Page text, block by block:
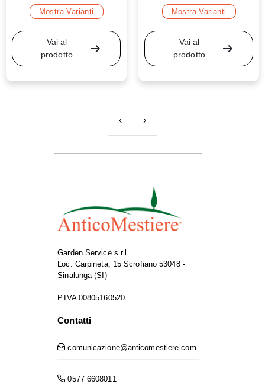
Mostra Varianti
Vai al
prodotto
arrow_right_alt
Mostra Varianti
Vai al
prodotto
arrow_right_alt
‹ ›
Garden Service s.r.l.
Loc. Carpineta, 15 Scrofiano 53048 -
Sinalunga (SI)
P.IVA 00805160520
Contatti
comunicazione@anticomestiere.com
0577 6608011